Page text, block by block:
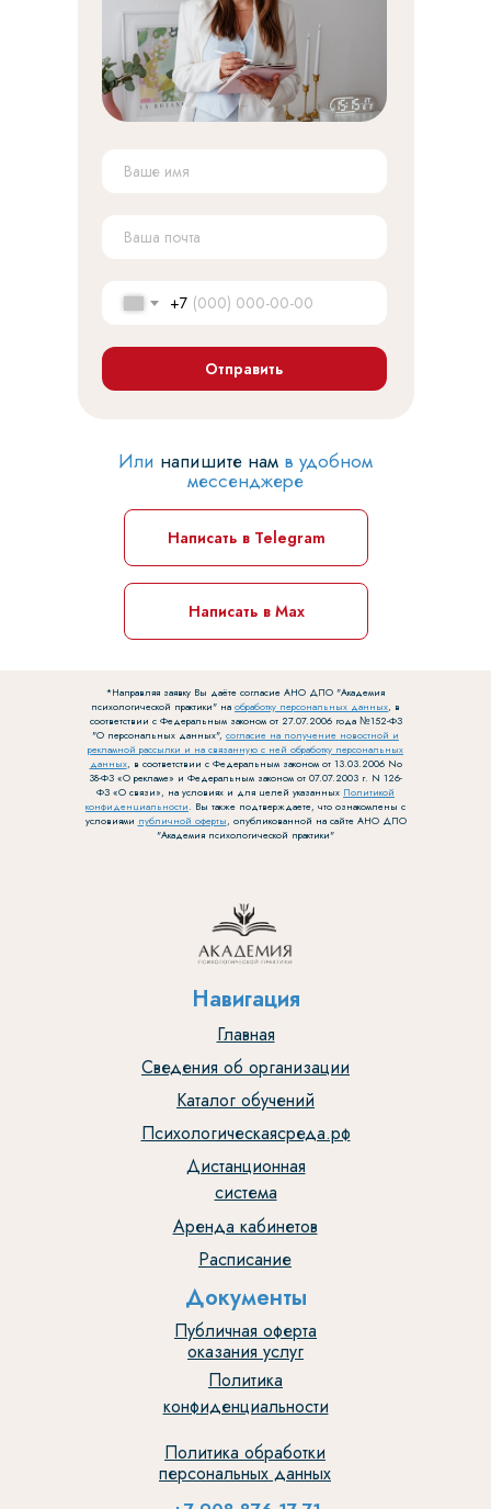
+7
Отправить
Или напишите нам в удобном
мессенджере
Написать в Telegram
Написать в Max
*Направляя заявку Вы даёте согласие АНО ДПО "Академия
психологической практики" на обработку персональных данных, в
соответствии с Федеральным законом от 27.07.2006 года №152-ФЗ
"О персональных данных", согласие на получение новостной и
рекламной рассылки и на связанную с ней обработку персональных
данных, в соответствии с Федеральным законом от 13.03.2006 No
38-ФЗ «О рекламе» и Федеральным законом от 07.07.2003 г. N 126-
ФЗ «О связи», на условиях и для целей указанных Политикой
конфиденциальности. Вы также подтверждаете, что ознакомлены с
условиями публичной оферты, опубликованной на сайте АНО ДПО
"Академия психологической практики"
Публичная оферта
оказания услуг
Политика
конфиденциальности
Политика обработки
персональных данных
Документы
Расписание
Аренда кабинетов
Дистанционная
система
Психологическаясреда.рф
Каталог обучений
Сведения об организации
Главная
Навигация